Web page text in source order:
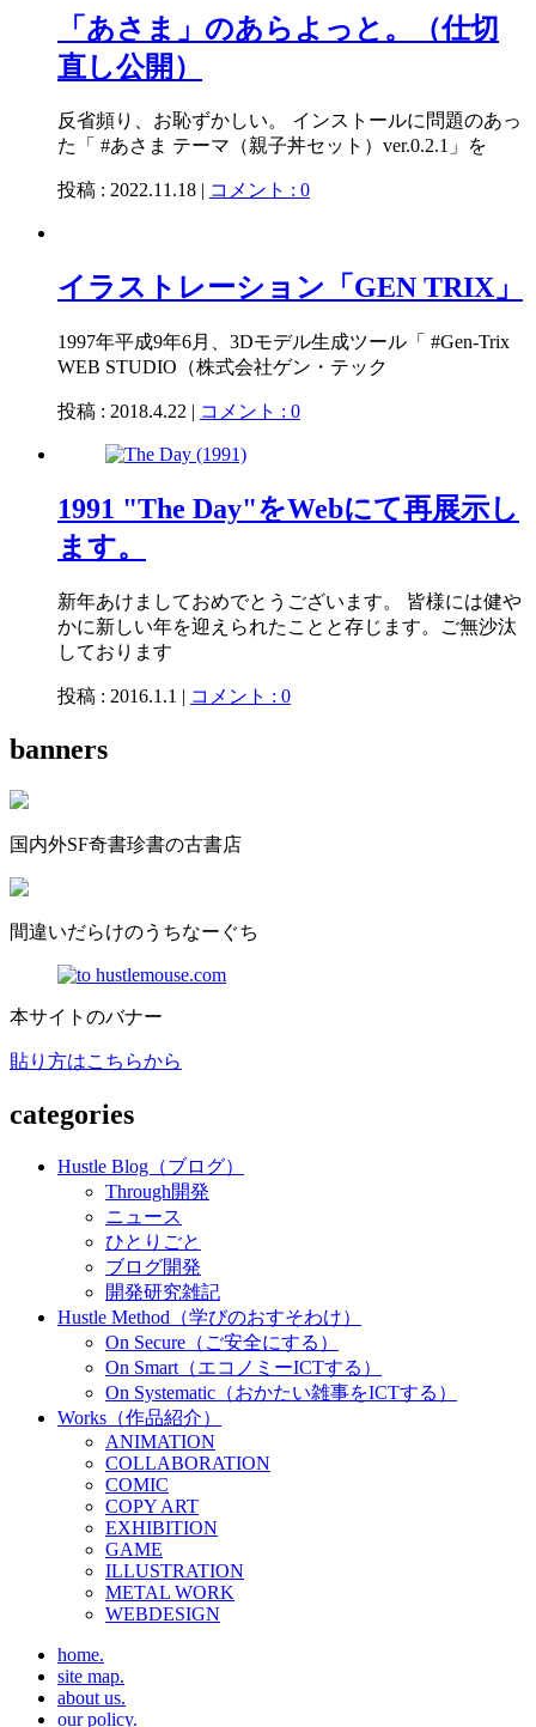
「あさま」のあらよっと。（仕切
直し公開）
反省頻り、お恥ずかしい。 インストールに問題のあっ
た「 #あさま テーマ（親子丼セット）ver.0.2.1」を
投稿 : 2022.11.18 | コメント : 0
イラストレーション「GEN TRIX」
1997年平成9年6月、3Dモデル生成ツール「 #Gen-Trix
WEB STUDIO（株式会社ゲン・テック
投稿 : 2018.4.22 | コメント : 0
1991 "The Day"をWebにて再展示し
ます。
新年あけましておめでとうございます。 皆様には健や
かに新しい年を迎えられたことと存じます。ご無沙汰
しております
投稿 : 2016.1.1 | コメント : 0
banners
国内外SF奇書珍書の古書店
間違いだらけのうちなーぐち
本サイトのバナー
貼り方はこちらから
categories
Hustle Blog（ブログ）
Through開発
ニュース
ひとりごと
ブログ開発
開発研究雑記
Hustle Method（学びのおすそわけ）
On Secure（ご安全にする）
On Smart（エコノミーICTする）
On Systematic（おかたい雑事をICTする）
Works（作品紹介）
ANIMATION
COLLABORATION
COMIC
COPY ART
EXHIBITION
GAME
ILLUSTRATION
METAL WORK
WEBDESIGN
home.
site map.
about us.
our policy.